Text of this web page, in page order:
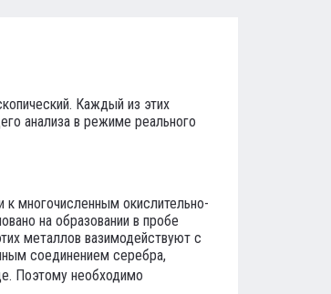
Каждый из этих
анализа в режиме реального
многочисленным окислительно-
на образовании в пробе
металлов вазимодействуют с
соединением серебра,
Поэтому необходимо